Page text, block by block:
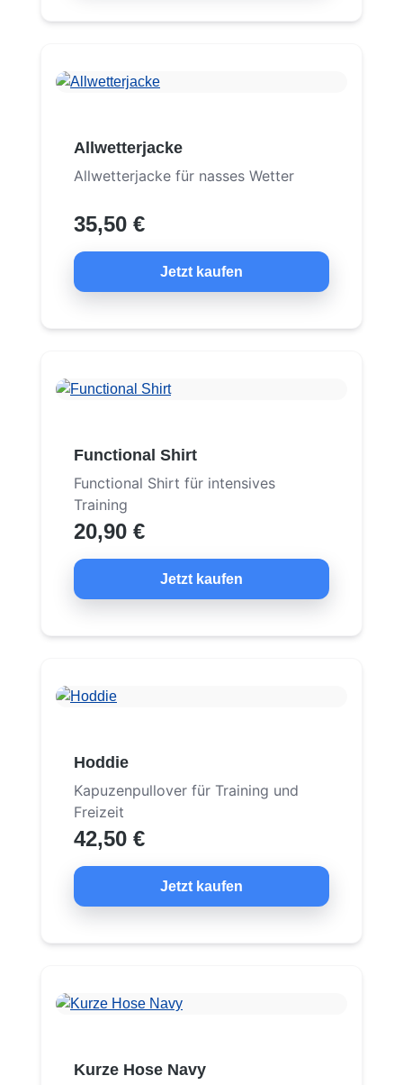
Allwetterjacke
Allwetterjacke für nasses Wetter
35,50 €
Jetzt kaufen
Functional Shirt
Functional Shirt für intensives
Training
20,90 €
Jetzt kaufen
Hoddie
Kapuzenpullover für Training und
Freizeit
42,50 €
Jetzt kaufen
Kurze Hose Navy